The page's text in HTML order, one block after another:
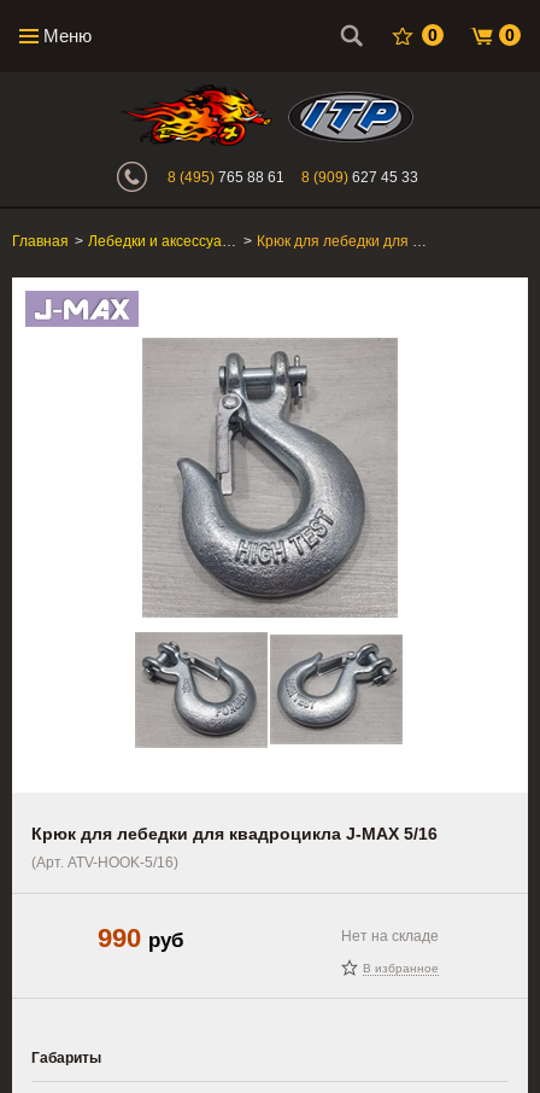
Меню 0 0
Интернет-магазин "Поросенок".
8 (495) 765 88 61 8 (909) 627 45 33
Главная > Лебедки и аксессуары > Крюк для лебедки для квадроцикла J-MAX 5/16
Крюк для лебедки для квадроцикла J-MAX 5/16
(Арт. ATV-HOOK-5/16)
990 руб Нет на складе
В избранное
Габариты